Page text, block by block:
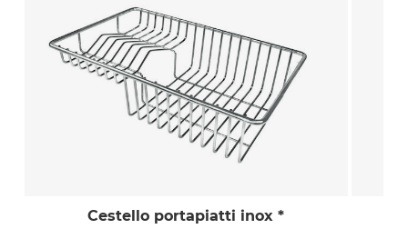
Cestello portapiatti inox *